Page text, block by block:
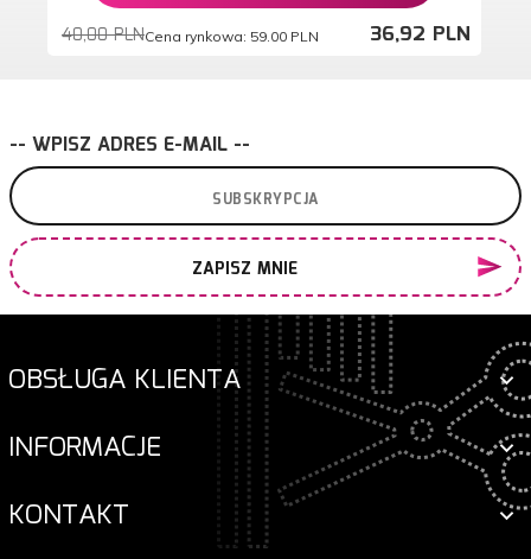
36,92 PLN
40,00 PLNCena rynkowa: 59.00 PLN
-- WPISZ ADRES E-MAIL --
ZAPISZ MNIE
OBSŁUGA KLIENTA
INFORMACJE
KONTAKT